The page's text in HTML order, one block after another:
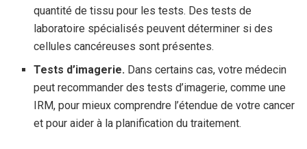
quantité de tissu pour les tests. Des tests de
laboratoire spécialisés peuvent déterminer si des
cellules cancéreuses sont présentes.
Tests d’imagerie. Dans certains cas, votre médecin
peut recommander des tests d’imagerie, comme une
IRM, pour mieux comprendre l’étendue de votre cancer
et pour aider à la planification du traitement.